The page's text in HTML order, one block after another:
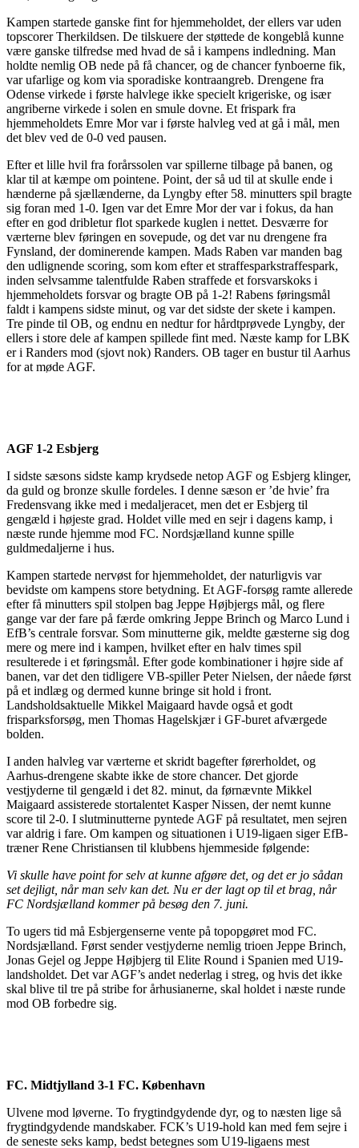
Kampen startede ganske fint for hjemmeholdet, der ellers var uden
topscorer Therkildsen. De tilskuere der støttede de kongeblå kunne
være ganske tilfredse med hvad de så i kampens indledning. Man
holdte nemlig OB nede på få chancer, og de chancer fynboerne fik,
var ufarlige og kom via sporadiske kontraangreb. Drengene fra
Odense virkede i første halvlege ikke specielt krigeriske, og især
angriberne virkede i solen en smule dovne. Et frispark fra
hjemmeholdets Emre Mor var i første halvleg ved at gå i mål, men
det blev ved de 0-0 ved pausen.
Efter et lille hvil fra forårssolen var spillerne tilbage på banen, og
klar til at kæmpe om pointene. Point, der så ud til at skulle ende i
hænderne på sjællænderne, da Lyngby efter 58. minutters spil bragte
sig foran med 1-0. Igen var det Emre Mor der var i fokus, da han
efter en god dribletur flot sparkede kuglen i nettet. Desværre for
værterne blev føringen en sovepude, og det var nu drengene fra
Fynsland, der dominerende kampen. Mads Raben var manden bag
den udlignende scoring, som kom efter et straffesparkstraffespark,
inden selvsamme talentfulde Raben straffede et forsvarskoks i
hjemmeholdets forsvar og bragte OB på 1-2! Rabens føringsmål
faldt i kampens sidste minut, og var det sidste der skete i kampen.
Tre pinde til OB, og endnu en nedtur for hårdtprøvede Lyngby, der
ellers i store dele af kampen spillede fint med. Næste kamp for LBK
er i Randers mod (sjovt nok) Randers. OB tager en bustur til Aarhus
for at møde AGF.
AGF 1-2 Esbjerg
I sidste sæsons sidste kamp krydsede netop AGF og Esbjerg klinger,
da guld og bronze skulle fordeles. I denne sæson er ’de hvie’ fra
Fredensvang ikke med i medaljeracet, men det er Esbjerg til
gengæld i højeste grad. Holdet ville med en sejr i dagens kamp, i
næste runde hjemme mod FC. Nordsjælland kunne spille
guldmedaljerne i hus.
Kampen startede nervøst for hjemmeholdet, der naturligvis var
bevidste om kampens store betydning. Et AGF-forsøg ramte allerede
efter få minutters spil stolpen bag Jeppe Højbjergs mål, og flere
gange var der fare på færde omkring Jeppe Brinch og Marco Lund i
EfB’s centrale forsvar. Som minutterne gik, meldte gæsterne sig dog
mere og mere ind i kampen, hvilket efter en halv times spil
resulterede i et føringsmål. Efter gode kombinationer i højre side af
banen, var det den tidligere VB-spiller Peter Nielsen, der nåede først
på et indlæg og dermed kunne bringe sit hold i front.
Landsholdsaktuelle Mikkel Maigaard havde også et godt
frisparksforsøg, men Thomas Hagelskjær i GF-buret afværgede
bolden.
I anden halvleg var værterne et skridt bagefter førerholdet, og
Aarhus-drengene skabte ikke de store chancer. Det gjorde
vestjyderne til gengæld i det 82. minut, da førnævnte Mikkel
Maigaard assisterede stortalentet Kasper Nissen, der nemt kunne
score til 2-0. I slutminutterne pyntede AGF på resultatet, men sejren
var aldrig i fare. Om kampen og situationen i U19-ligaen siger EfB-
træner Rene Christiansen til klubbens hjemmeside følgende:
Vi skulle have point for selv at kunne afgøre det, og det er jo sådan
set dejligt, når man selv kan det. Nu er der lagt op til et brag, når
FC Nordsjælland kommer på besøg den 7. juni.
To ugers tid må Esbjergenserne vente på topopgøret mod FC.
Nordsjælland. Først sender vestjyderne nemlig trioen Jeppe Brinch,
Jonas Gejel og Jeppe Højbjerg til Elite Round i Spanien med U19-
landsholdet. Det var AGF’s andet nederlag i streg, og hvis det ikke
skal blive til tre på stribe for århusianerne, skal holdet i næste runde
mod OB forbedre sig.
FC. Midtjylland 3-1 FC. København
Ulvene mod løverne. To frygtindgydende dyr, og to næsten lige så
frygtindgydende mandskaber. FCK’s U19-hold kan med fem sejre i
de seneste seks kamp, bedst betegnes som U19-ligaens mest